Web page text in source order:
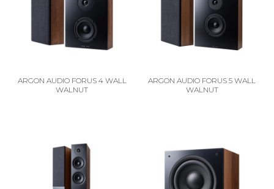
ARGON AUDIO FORUS 4 WALL
WALNUT
ARGON AUDIO FORUS 5 WALL
WALNUT